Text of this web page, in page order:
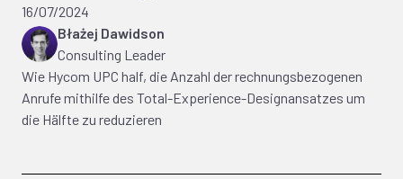
16/07/2024
Błażej Dawidson
Consulting Leader
Wie Hycom UPC half, die Anzahl der rechnungsbezogenen
Anrufe mithilfe des Total-Experience-Designansatzes um
die Hälfte zu reduzieren